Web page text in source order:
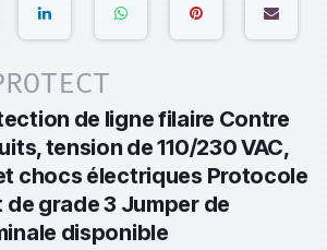
de ligne filaire Contre
tension de 110/230 VAC,
chocs électriques Protocole
grade 3 Jumper de
disponible